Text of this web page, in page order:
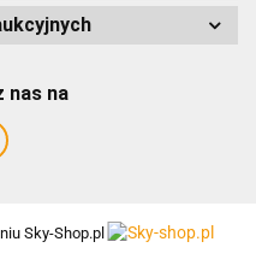
nas na
Sky-Shop.pl